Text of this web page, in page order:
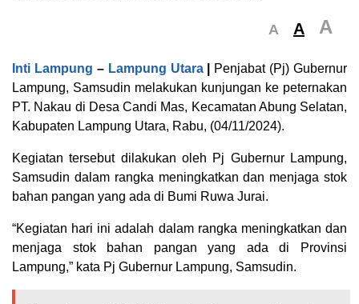
A A A
Inti Lampung – Lampung Utara|
Penjabat (Pj) Gubernur
Lampung, Samsudin melakukan kunjungan ke peternakan
PT. Nakau di Desa Candi Mas, Kecamatan Abung Selatan,
Kabupaten Lampung Utara, Rabu, (04/11/2024).
Kegiatan tersebut dilakukan oleh Pj Gubernur Lampung,
Samsudin dalam rangka meningkatkan dan menjaga stok
bahan pangan yang ada di Bumi Ruwa Jurai.
“Kegiatan hari ini adalah dalam rangka meningkatkan dan
menjaga stok bahan pangan yang ada di Provinsi
Lampung,” kata Pj Gubernur Lampung, Samsudin.